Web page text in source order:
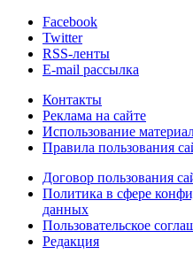
Facebook
Twitter
RSS-ленты
E-mail рассылка
Контакты
Реклама на сайте
Использование
Правила пользования
Договор пользования
Политика в сфере
данных
Пользовательское
Редакция